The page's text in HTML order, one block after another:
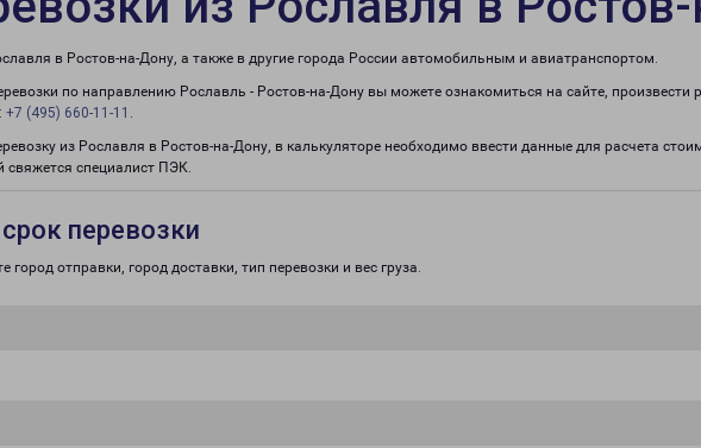
в Ростов-на-Дону, а также в другие города России автомобильным и авиатранспортом.
по направлению Рославль - Ростов-на-Дону вы можете ознакомиться на сайте,
+7 (495) 660-11-11 .
из Рославля в Ростов-на-Дону, в калькуляторе необходимо ввести данные для расчета
свяжется специалист ПЭК.
перевозки
город отправки, город доставки, тип перевозки и вес груза.